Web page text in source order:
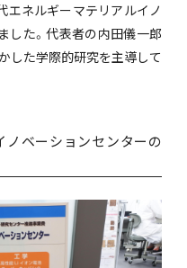
エネルギーマテリアルイノ
した。代表者の内田儀一郎
した学際的研究を主導して
ベーションセンターの